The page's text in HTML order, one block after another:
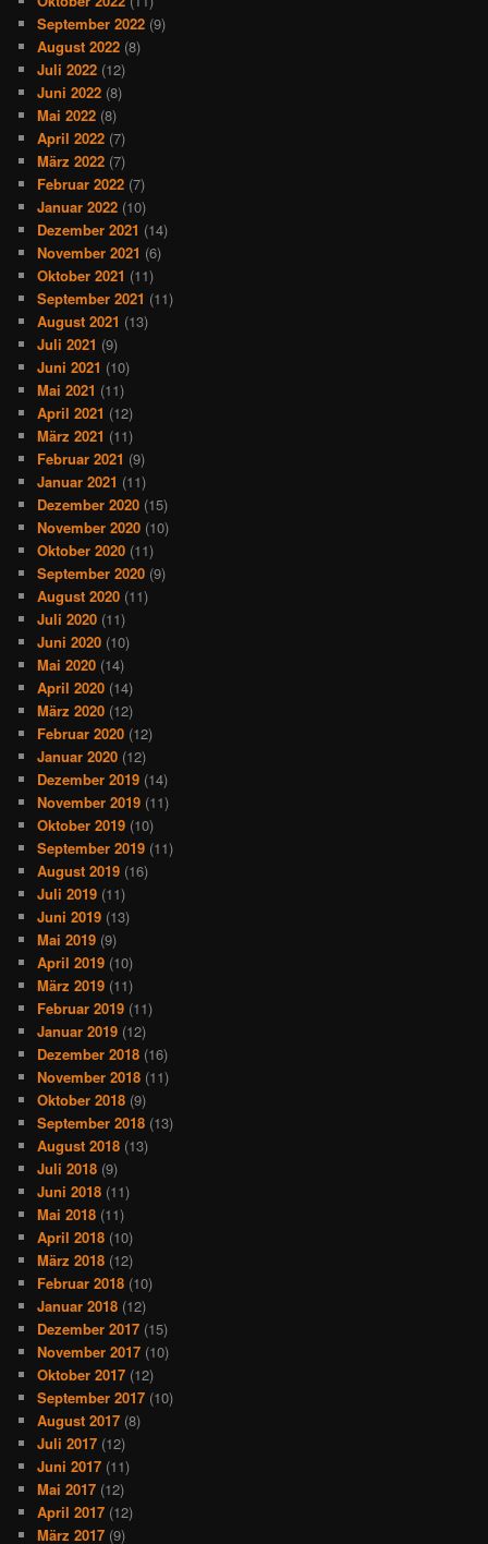
September 2022 (9)
August 2022 (8)
Juli 2022 (12)
Juni 2022 (8)
Mai 2022 (8)
April 2022 (7)
März 2022 (7)
Februar 2022 (7)
Januar 2022 (10)
Dezember 2021 (14)
November 2021 (6)
Oktober 2021 (11)
September 2021 (11)
August 2021 (13)
Juli 2021 (9)
Juni 2021 (10)
Mai 2021 (11)
April 2021 (12)
März 2021 (11)
Februar 2021 (9)
Januar 2021 (11)
Dezember 2020 (15)
November 2020 (10)
Oktober 2020 (11)
September 2020 (9)
August 2020 (11)
Juli 2020 (11)
Juni 2020 (10)
Mai 2020 (14)
April 2020 (14)
März 2020 (12)
Februar 2020 (12)
Januar 2020 (12)
Dezember 2019 (14)
November 2019 (11)
Oktober 2019 (10)
September 2019 (11)
August 2019 (16)
Juli 2019 (11)
Juni 2019 (13)
Mai 2019 (9)
April 2019 (10)
März 2019 (11)
Februar 2019 (11)
Januar 2019 (12)
Dezember 2018 (16)
November 2018 (11)
Oktober 2018 (9)
September 2018 (13)
August 2018 (13)
Juli 2018 (9)
Juni 2018 (11)
Mai 2018 (11)
April 2018 (10)
März 2018 (12)
Februar 2018 (10)
Januar 2018 (12)
Dezember 2017 (15)
November 2017 (10)
Oktober 2017 (12)
September 2017 (10)
August 2017 (8)
Juli 2017 (12)
Juni 2017 (11)
Mai 2017 (12)
April 2017 (12)
März 2017 (9)